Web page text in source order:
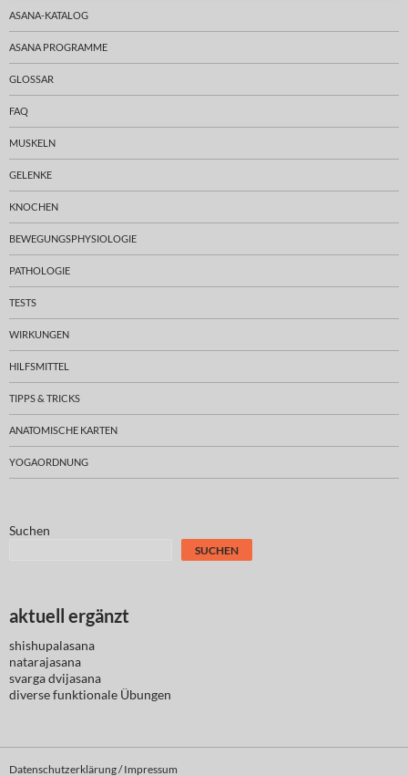
ASANA-KATALOG
ASANA PROGRAMME
GLOSSAR
FAQ
MUSKELN
GELENKE
KNOCHEN
BEWEGUNGSPHYSIOLOGIE
PATHOLOGIE
TESTS
WIRKUNGEN
HILFSMITTEL
TIPPS & TRICKS
ANATOMISCHE KARTEN
YOGAORDNUNG
Suchen
SUCHEN
aktuell ergänzt
shishupalasana
natarajasana
svarga dvijasana
diversefunktionale Übungen
Datenschutzerklärung / Impressum